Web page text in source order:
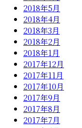
2018年5月
2018年4月
2018年3月
2018年2月
2018年1月
2017年12月
2017年11月
2017年10月
2017年9月
2017年8月
2017年7月